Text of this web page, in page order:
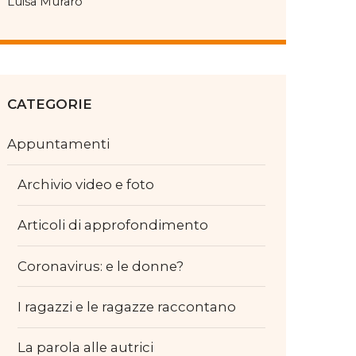
CATEGORIE
Appuntamenti
Archivio video e foto
Articoli di approfondimento
Coronavirus: e le donne?
I ragazzi e le ragazze raccontano
La parola alle autrici